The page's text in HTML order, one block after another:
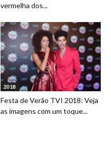
vermelha dos...
2018
Festa de Verão TVI 2018: Veja
as imagens com um toque...